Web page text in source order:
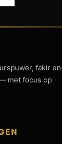
fakir en
met focus op